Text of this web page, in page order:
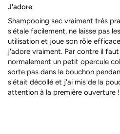
J'adore
Shampooing sec vraiment très
s'étale facilement, ne laisse pas
utilisation et joue son rôle
j'adore vraiment. Par contre il
normalement un petit opercule
sorte pas dans le bouchon
s'était décollé et j'ai mis de la
attention à la première ouverture !